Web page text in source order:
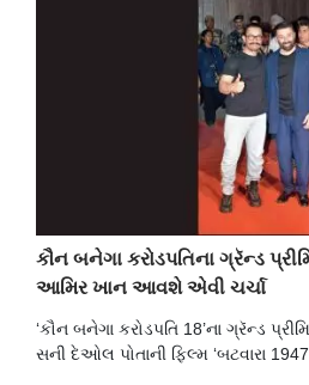
કૌન બનેગા કરોડપતિના ગ્રૅન્ડ
આમિર ખાન આવશે એવી ચર્ચા
‘કૌન બનેગા કરોડપતિ 18’ના ગ્રૅન્ડ
સની દેઓલ પોતાની ફિલ્મ ‘બટવારા